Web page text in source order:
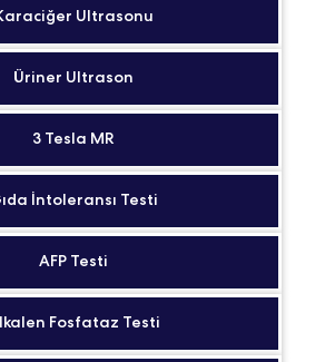
Ultrasonu
Üriner Ultrason
3 Tesla MR
İntoleransı Testi
AFP Testi
Fosfataz Testi